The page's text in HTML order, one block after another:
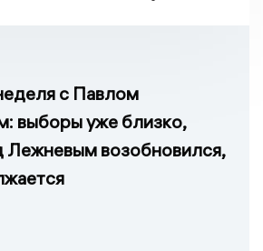
с Павлом
выборы уже близко,
Лежневым возобновился,